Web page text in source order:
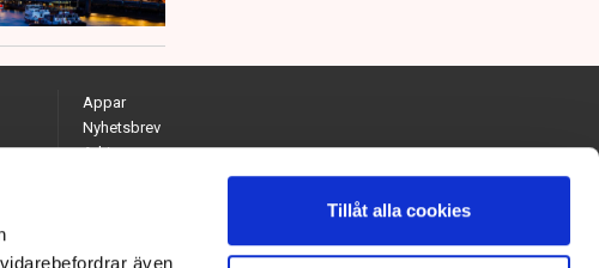
även
Tillåt alla cookies
Appar
Nyhetsbrev
Arkiv
Kontakta redaktionen